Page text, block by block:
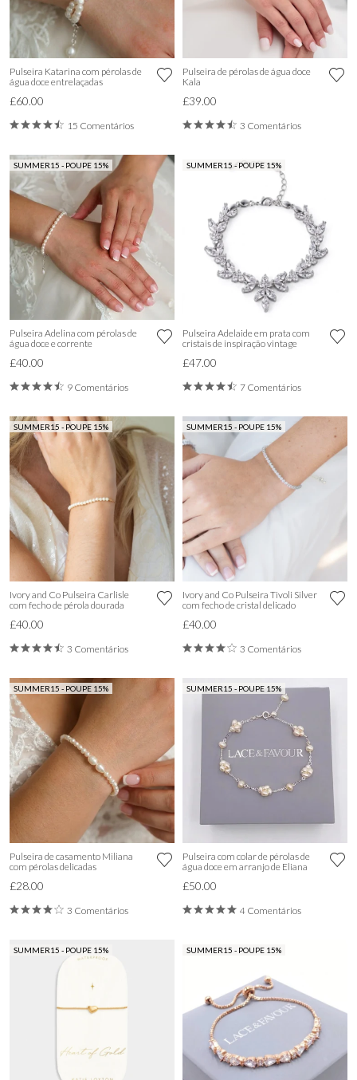
Pulseira Katarina com pérolas de
água doce entrelaçadas
£60.00
15 Comentários
Pulseira de pérolas de água doce
Kala
£39.00
3 Comentários
SUMMER15 - POUPE 15%
Pulseira Adelina com pérolas de
água doce e corrente
£40.00
9 Comentários
SUMMER15 - POUPE 15%
Pulseira Adelaide em prata com
cristais de inspiração vintage
£47.00
7 Comentários
SUMMER15 - POUPE 15%
Ivory and Co Pulseira Carlisle
com fecho de pérola dourada
£40.00
3 Comentários
SUMMER15 - POUPE 15%
Ivory and Co Pulseira Tivoli Silver
com fecho de cristal delicado
£40.00
3 Comentários
SUMMER15 - POUPE 15%
Pulseira de casamento Miliana
com pérolas delicadas
£28.00
3 Comentários
SUMMER15 - POUPE 15%
Pulseira com colar de pérolas de
água doce em arranjo de Eliana
£50.00
4 Comentários
SUMMER15 - POUPE 15% SUMMER15 - POUPE 15%